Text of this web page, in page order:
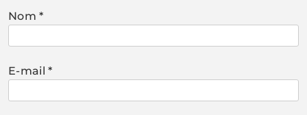
Nom*
E-mail*